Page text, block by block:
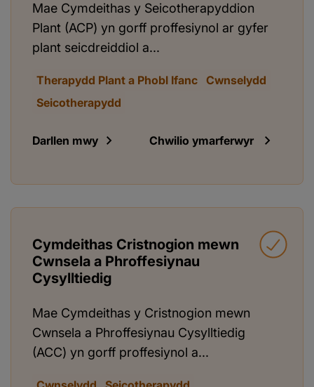
Mae Cymdeithas y Seicotherapyddion
Plant (ACP) yn gorff proffesiynol ar gyfer
plant seicdreiddiol a...
Therapydd Plant a Phobl Ifanc Cwnselydd
Seicotherapydd
Darllen mwy Chwilio ymarferwyr
Cymdeithas Cristnogion mewn
Cwnsela a Phroffesiynau
Cysylltiedig
Mae Cymdeithas y Cristnogion mewn
Cwnsela a Phroffesiynau Cysylltiedig
(ACC) yn gorff proffesiynol a...